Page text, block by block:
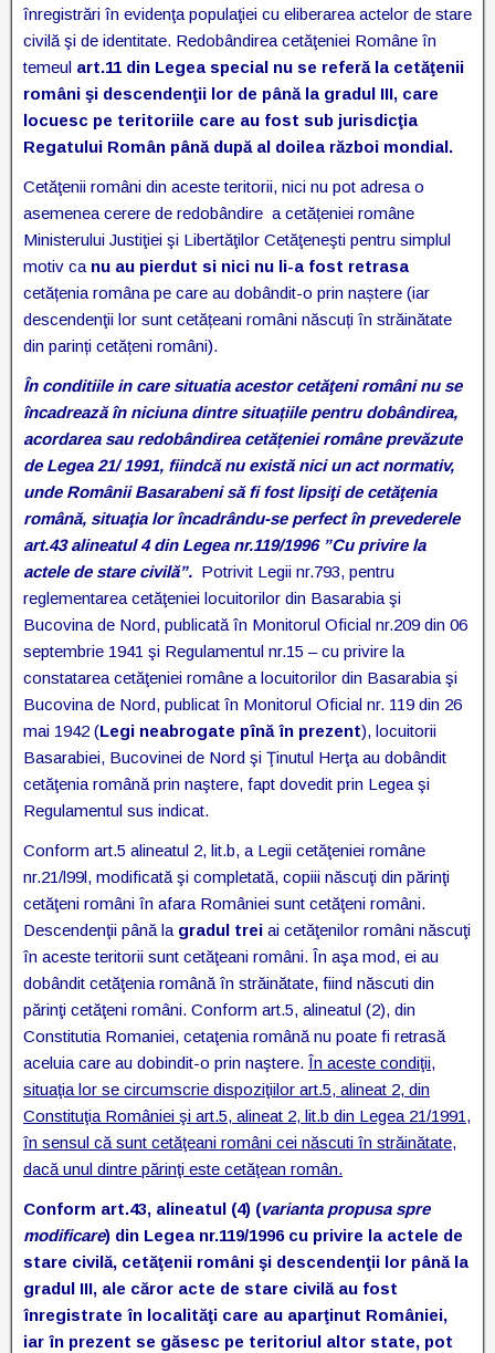
înregistrări în evidenţa populaţiei cu eliberarea actelor de stare
civilă şi de identitate. Redobândirea cetăţeniei Române în
temeul art.11 din Legea special nu se referă la cetăţenii
români şi descendenţii lor de până la gradul III, care
locuesc pe teritoriile care au fost sub jurisdicţia
Regatului Român până după al doilea război mondial.
Cetăţenii români din aceste teritorii, nici nu pot adresa o
asemenea cerere de redobândire a cetățeniei române
Ministerului Justiţiei şi Libertăţilor Cetăţeneşti pentru simplul
motiv ca nu au pierdut si nici nu li-a fost retrasa
cetățenia româna pe care au dobândit-o prin naștere (iar
descendenţii lor sunt cetățeani români născuți în străinătate
din parinți cetățeni români).
În conditiile in care situatia acestor cetăţeni români nu se
încadrează în niciuna dintre situațiile pentru dobândirea,
acordarea sau redobândirea cetățeniei române prevăzute
de Legea 21/ 1991, fiindcă nu există nici un act normativ,
unde Românii Basarabeni să fi fost lipsiţi de cetăţenia
română, situaţia lor încadrându-se perfect în prevederele
art.43 alineatul 4 din Legea nr.119/1996 ”Cu privire la
actele de stare civilă”. Potrivit Legii nr.793, pentru
reglementarea cetăţeniei locuitorilor din Basarabia şi
Bucovina de Nord, publicată în Monitorul Oficial nr.209 din 06
septembrie 1941 şi Regulamentul nr.15 – cu privire la
constatarea cetăţeniei române a locuitorilor din Basarabia şi
Bucovina de Nord, publicat în Monitorul Oficial nr. 119 din 26
mai 1942 (Legi neabrogate pînă în prezent), locuitorii
Basarabiei, Bucovinei de Nord şi Ţinutul Herţa au dobândit
cetăţenia română prin naştere, fapt dovedit prin Legea şi
Regulamentul sus indicat.
Conform art.5 alineatul 2, lit.b, a Legii cetăţeniei române
nr.21/l99l, modificată şi completată, copiii născuţi din părinţi
cetăţeni români în afara României sunt cetăţeni români.
Descendenţii până la gradul trei ai cetăţenilor români născuţi
în aceste teritorii sunt cetăţeani români. În aşa mod, ei au
dobândit cetăţenia română în străinătate, fiind născuti din
părinţi cetăţeni români. Conform art.5, alineatul (2), din
Constitutia Romaniei, cetaţenia română nu poate fi retrasă
aceluia care au dobindit-o prin naştere. În aceste condiţii,
situaţia lor se circumscrie dispoziţiilor art.5, alineat 2, din
Constituţia României şi art.5, alineat 2, lit.b din Legea 21/1991,
în sensul că sunt cetăţeani români cei născuti în străinătate,
dacă unul dintre părinţi este cetăţean român.
Conform art.43, alineatul (4) (varianta propusa spre
modificare) din Legea nr.119/1996 cu privire la actele de
stare civilă, cetăţenii români şi descendenţii lor până la
gradul III, ale căror acte de stare civilă au fost
înregistrate în localităţi care au aparţinut României,
iar în prezent se găsesc pe teritoriul altor state, pot